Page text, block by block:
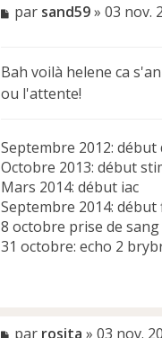
M
a
g
o
n
l
u
par sand59» 03 nov.
Bah voilà helene ca
ou l'attente!
Septembre 2012: début
Octobre 2013: début
Mars 2014: début iac
Septembre 2014: début
8 octobre prise de
31 octobre: echo 2
M
par rosita » 03 nov.